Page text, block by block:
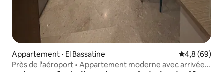
Appartement ⋅ El Bassatine Évaluation
4,8 (69)
Près de l'aéroport • Appartement moderne avec arrivée